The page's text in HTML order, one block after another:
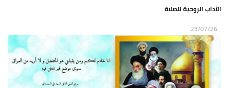
الآداب الروحية للصلاة
23/07/26